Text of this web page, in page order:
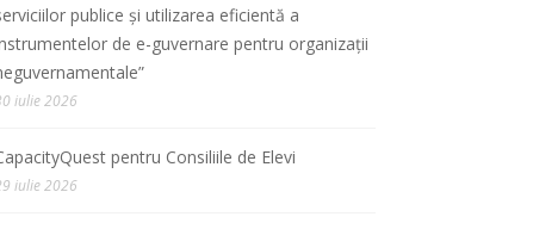
publice și utilizarea eficientă a
de e-guvernare pentru organizații
iulie 2026
pentru Consiliile de Elevi
iulie 2026